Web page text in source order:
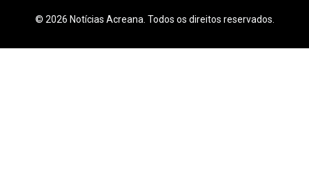
© 2026 Notícias Acreana. Todos os direitos reservados.